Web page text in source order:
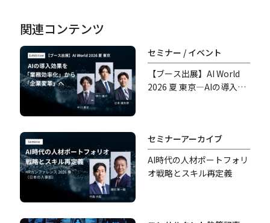
関連コンテンツ
セミナー / イベント
【ブース出展】AI World
2026 夏 東京―AIの導入効
セミナーアーカイブ
AI時代の人材ポートフォリ
オ戦略とスキル再定義